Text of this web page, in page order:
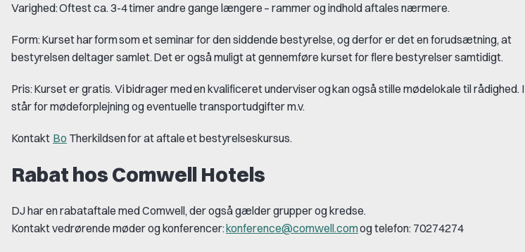
Varighed:Oftest ca. 3-4timer andre gange længere – rammer og indhold aftales nærmere.
Form:Kurset harformsom et seminar for den siddende bestyrelse, og derfor er det en forudsætning, at
bestyrelsen deltager samlet.Det er ogsåmuligt at gennemføre kurset for flere bestyrelser samtidigt.
Pris:Kurset er gratis. Vibidrager meden kvalificeret underviserogkan ogsåstille mødelokale til rådighed. I
står for mødeforplejning og eventuelle transportudgifter m.v.
Kontakt Bo Therkildsenfor at aftale et bestyrelseskursus.
Rabat hos Comwell Hotels
DJ har en rabataftale medComwell, der også gælder grupper og kredse.
Kontakt vedrørende møder og konferencer:konference@comwell.comog telefon: 70274274